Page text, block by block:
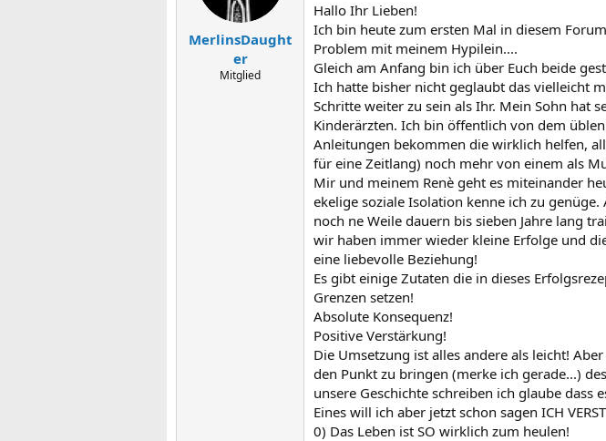
MerlinsDaught
er
Mitglied
Hallo Ihr Lieben!
Ich bin heute zum ersten Mal in diesem
Problem mit meinem Hypilein....
Gleich am Anfang bin ich über Euch beide
Ich hatte bisher nicht geglaubt das vielleicht
Schritte weiter zu sein als Ihr. Mein Sohn hat
Kinderärzten. Ich bin öffentlich von dem
Anleitungen bekommen die wirklich helfen,
für eine Zeitlang) noch mehr von einem als
Mir und meinem Renè geht es miteinander
ekelige soziale Isolation kenne ich zu
noch ne Weile dauern bis sieben Jahre lang
wir haben immer wieder kleine Erfolge und
eine liebevolle Beziehung!
Es gibt einige Zutaten die in dieses
Grenzen setzen!
Absolute Konsequenz!
Positive Verstärkung!
Die Umsetzung ist alles andere als leicht!
den Punkt zu bringen (merke ich gerade...)
unsere Geschichte schreiben ich glaube
Eines will ich aber jetzt schon sagen ICH
0) Das Leben ist SO wirklich zum heulen!